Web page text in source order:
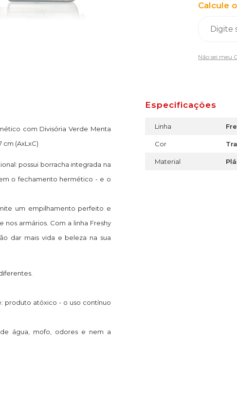
Calcule
Não sei meu
com Divisória Verde Menta
cm (AxLxC)
possui borracha integrada na
o fechamento hermético - e o
um empilhamento perfeito e
armários. Com a linha Freshy
dar mais vida e beleza na sua
produto atóxico - o uso contínuo
água, mofo, odores e nem a
Especificações
Linha
Cor
Material